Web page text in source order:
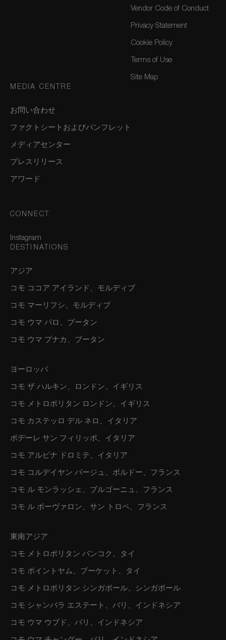
Vendor Code of Conduct
Privacy Statement
Cookie Policy
Terms of Use
Site Map
MEDIA CENTRE
お問い合わせ
ファクトシートおよびパンフレット
メディアセンター
プレスリリース
アワード
CONNECT
Instagram
DESTINATIONS
アジア
コモ ココア アイランド、モルディブ
コモ マーリフシ、モルディブ
コモ ウマ パロ、ブータン
コモ ウマ プナカ、ブータン
ヨーロッパ
コモ ザ ハルキン、ロンドン、イギリス
コモ メトロポリタン ロンドン、イギリス
コモ カステッロ デル ネロ、イタリア
ポデーレ サン フィリッポ、イタリア
コモ アルピナ ドロミテ、イタリア
コモ コルデイヤン バージュ、ボルドー、フランス
コモ ル モンラッシェ、ブルゴーニュ、フランス
コモ ル ボーヴァロン、サン トロペ、フランス
東南アジア
コモ メトロポリタン バンコク、タイ
コモ ポイントヤム、プーケット、タイ
コモ メトロポリタン シンガポール、シンガポール
コモ シャンバラ エステート、バリ、インドネシア
コモ ウマ ウブド、バリ、インドネシア